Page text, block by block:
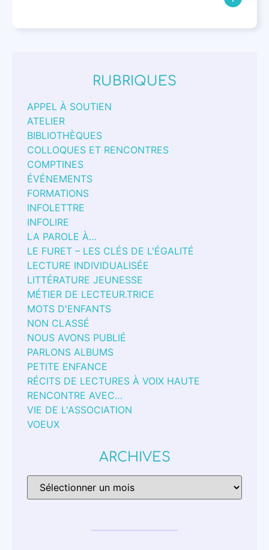
RUBRIQUES
APPEL À SOUTIEN
ATELIER
BIBLIOTHÈQUES
COLLOQUES ET RENCONTRES
COMPTINES
ÉVÉNEMENTS
FORMATIONS
INFOLETTRE
INFOLIRE
LA PAROLE À…
LE FURET – LES CLÉS DE L'ÉGALITÉ
LECTURE INDIVIDUALISÉE
LITTÉRATURE JEUNESSE
MÉTIER DE LECTEUR.TRICE
MOTS D'ENFANTS
NON CLASSÉ
NOUS AVONS PUBLIÉ
PARLONS ALBUMS
PETITE ENFANCE
RÉCITS DE LECTURES À VOIX HAUTE
RENCONTRE AVEC…
VIE DE L'ASSOCIATION
VOEUX
ARCHIVES